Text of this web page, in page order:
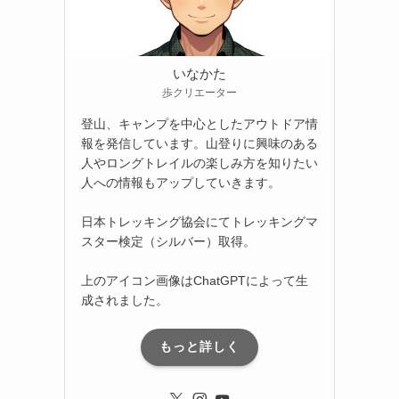
いなかた
歩クリエーター
登山、キャンプを中心としたアウトドア情
報を発信しています。山登りに興味のある
人やロングトレイルの楽しみ方を知りたい
人への情報もアップしていきます。
日本トレッキング協会にてトレッキングマ
スター検定（シルバー）取得。
上のアイコン画像はChatGPTによって生
成されました。
もっと詳しく